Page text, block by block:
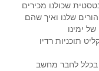
שכולנו מכירים
ההורים שלנו ואיך שהם
ימינו
תוכניות רדיו
בכלל לחבר מחשב